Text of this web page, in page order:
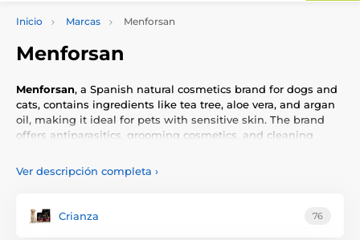
Inicio Marcas Menforsan
Menforsan
Menforsan, a Spanish natural cosmetics brand for dogs and
cats, contains ingredients like tea tree, aloe vera, and argan
oil, making it ideal for pets with sensitive skin. The brand
offers antiparasitics, grooming cosmetics, and cleaning
In their range, you will find over 100 different specialized
ingredients with modern scientific knowledge. Gentle and
highly effective, Menforsan products are always strictly
Ver descripción completa ›
Crianza 76